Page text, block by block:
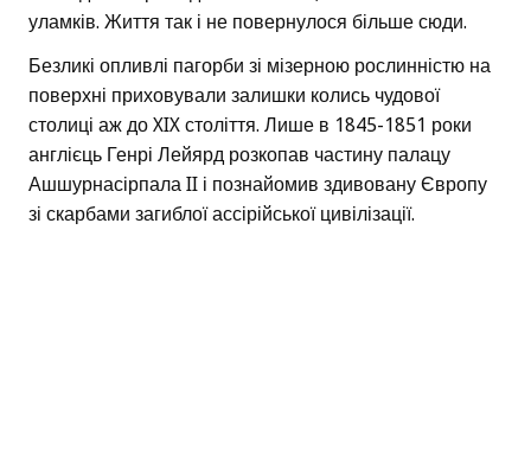
уламків. Життя так і не повернулося більше сюди.
Безликі опливлі пагорби зі мізерною рослинністю на
поверхні приховували залишки колись чудової
столиці аж до XIX століття. Лише в 1845-1851 роки
англієць Генрі Лейярд розкопав частину палацу
Ашшурнасірпала II і познайомив здивовану Європу
зі скарбами загиблої ассірійської цивілізації.